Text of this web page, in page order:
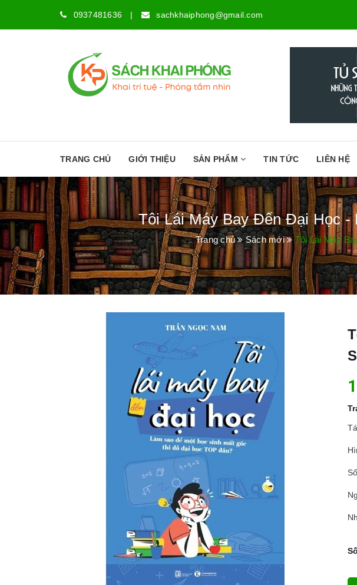
0937481636 | sachkhaiphong@gmail.com
TRANG CHỦ GIỚI THIỆU SẢN PHẨM TIN TỨC LIÊN HỆ
Tôi Lái Máy Bay Đến Đại Học
Trang chủ Sách mới Tôi Lái Máy